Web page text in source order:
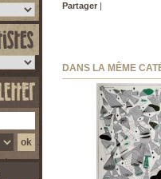
Partager |
DANS LA MÊME